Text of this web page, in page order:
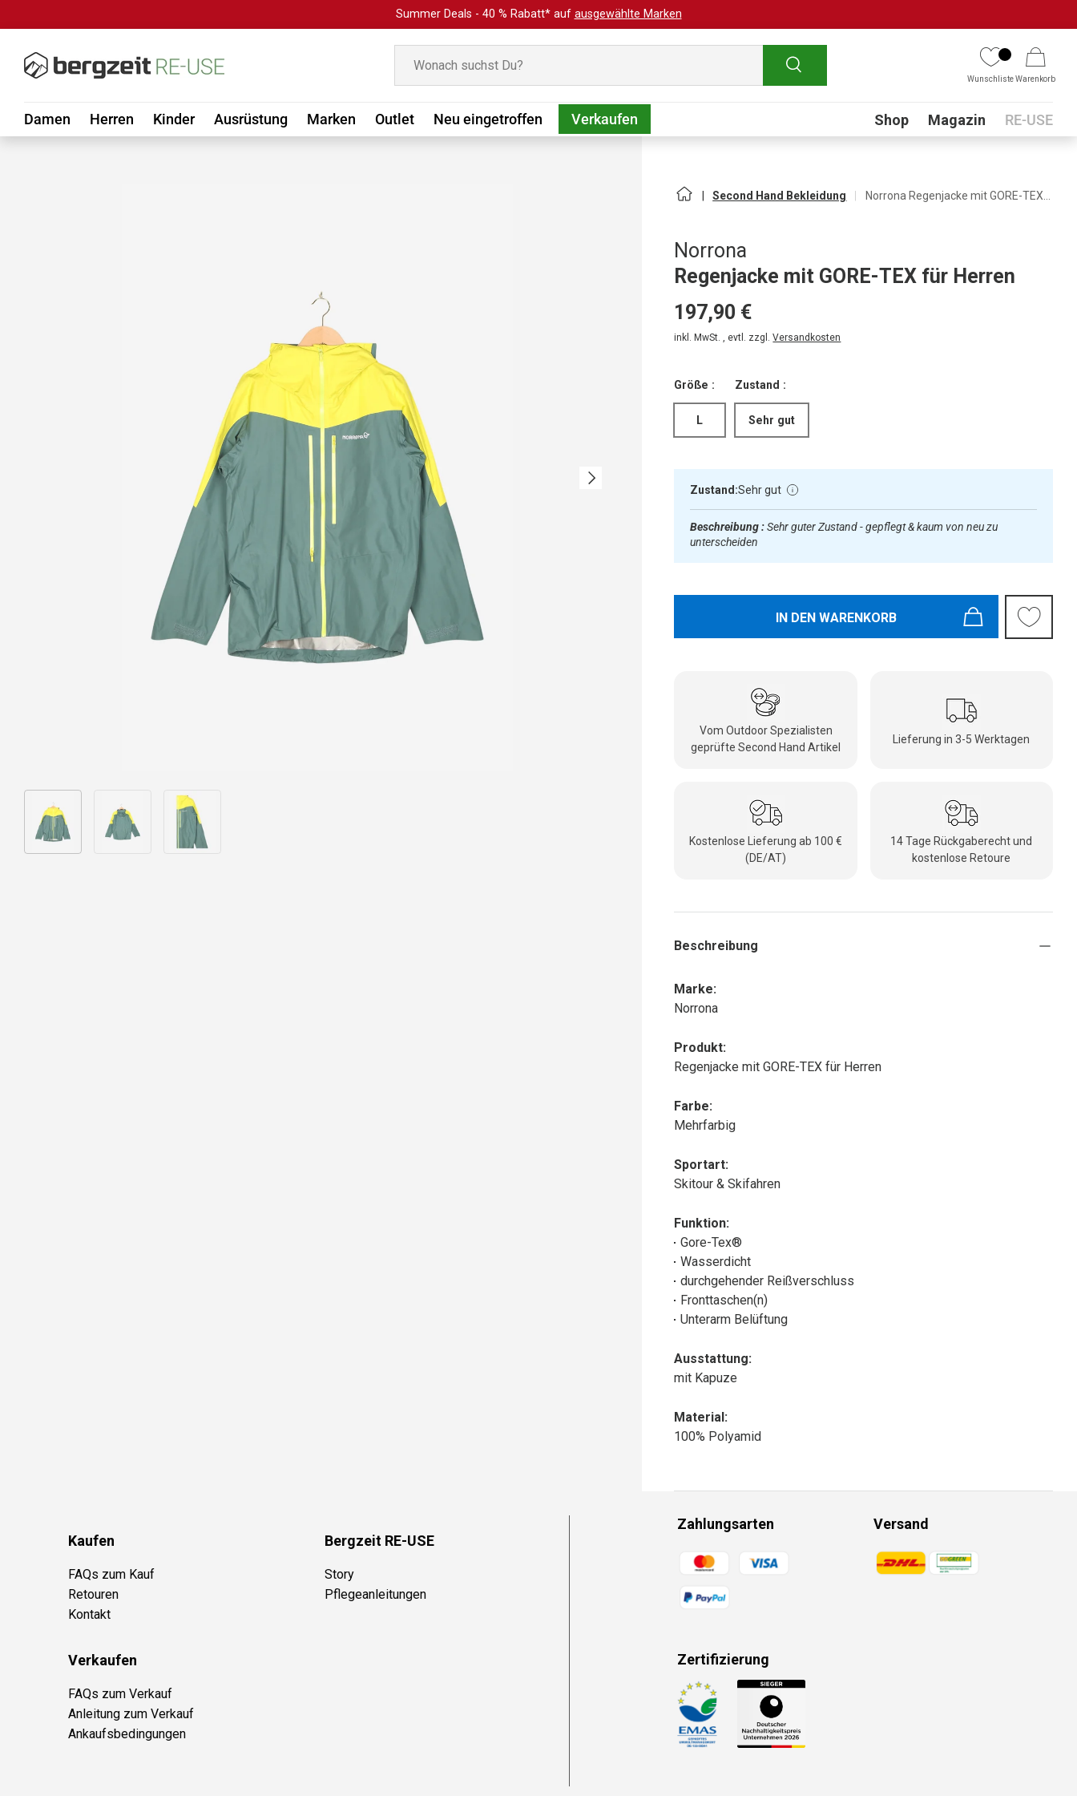
Summer Deals - 40 % Rabatt* auf ausgewählte Marken
Suchen
WunschlisteWarenkorb
Damen Herren Kinder Ausrüstung Marken Outlet Neu eingetroffen Verkaufen Submenu
Shop Magazin RE-USE
Nächste
Bild 1 in Galerieansicht laden
Second Hand Bekleidung
Norrona
Regenjacke mit GORE-TEX für Herren
197,90 €
inkl. MwSt. , evtl. zzgl.Versandkosten
Größe :
L
Zustand :
Sehr gut
Zustand:Sehr gut
Beschreibung :Sehr guter Zustand - gepflegt & kaum von neu zu
unterscheiden
IN DEN WARENKORB
Vom Outdoor Spezialisten
geprüfte Second Hand Artikel
Lieferung in 3-5 Werktagen
Kostenlose Lieferung ab 100 €
(DE/AT)
14 Tage Rückgaberecht und
kostenlose Retoure
Beschreibung
Marke:
Norrona
Produkt:
Regenjacke mit GORE-TEX für Herren
Farbe:
Mehrfarbig
Sportart:
Skitour & Skifahren
Funktion:
Gore-Tex®
Wasserdicht
durchgehender Reißverschluss
Fronttaschen(n)
Unterarm Belüftung
Ausstattung:
mit Kapuze
Material:
100% Polyamid
Kaufen
FAQs zum Kauf
Retouren
Kontakt
Bergzeit RE-USE
Story
Pflegeanleitungen
Verkaufen
FAQs zum Verkauf
Anleitung zum Verkauf
Ankaufsbedingungen
Zahlungsarten
Zahlungsmethoden
Versand
Zahlungsmethoden
Zertifizierung
Zahlungsmethoden